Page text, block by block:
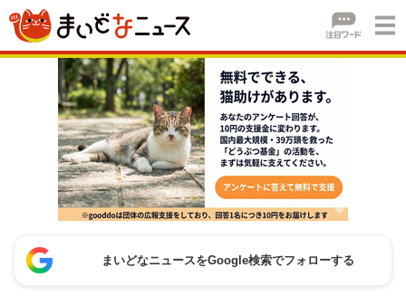
まいどなニュースをGoogle検索でフォローする